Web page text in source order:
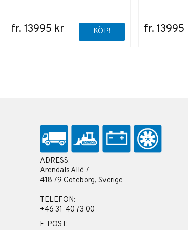
fr. 13995 kr KÖP! fr. 13995
ADRESS:
Arendals Allé 7
418 79 Göteborg, Sverige
TELEFON:
+46 31-40 73 00
E-POST: